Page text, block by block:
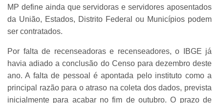
MP define ainda que servidoras e servidores aposentados
da União, Estados, Distrito Federal ou Municípios podem
ser contratados.
Por falta de recenseadoras e recenseadores, o IBGE já
havia adiado a conclusão do Censo para dezembro deste
ano. A falta de pessoal é apontada pelo instituto como a
principal razão para o atraso na coleta dos dados, prevista
inicialmente para acabar no fim de outubro. O prazo de